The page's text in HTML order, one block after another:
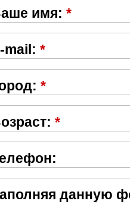
имя: *
mail: *
*
*
данную